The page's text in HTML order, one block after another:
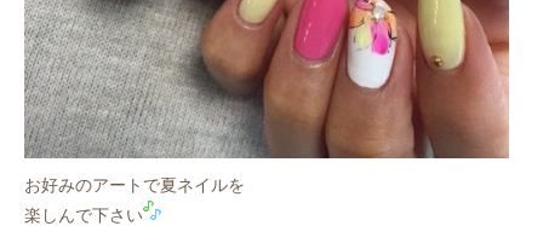
お好みのアートで夏ネイルを
楽しんで下さい